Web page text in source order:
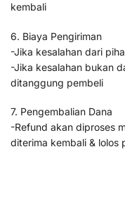
kembali
6. Biaya Pengiriman
-Jika kesalahan dari
-Jika kesalahan bukan
ditanggung pembeli
7. Pengembalian Dana
-Refund akan diproses
diterima kembali & lolos